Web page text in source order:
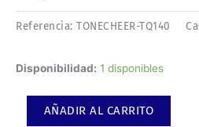
Referencia: TONECHEER-TQ140
Disponibilidad: 1 disponibles
Book
AÑADIR AL CARRITO